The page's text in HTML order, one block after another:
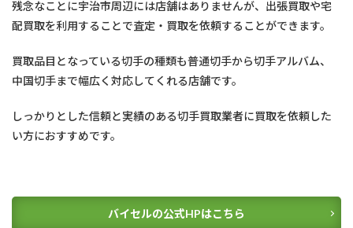
残念なことに宇治市周辺には店舗はありませんが、出張買取や宅
配買取を利用することで査定・買取を依頼することができます。
買取品目となっている切手の種類も普通切手から切手アルバム、
中国切手まで幅広く対応してくれる店舗です。
しっかりとした信頼と実績のある切手買取業者に買取を依頼した
い方におすすめです。
バイセルの公式HPはこちら